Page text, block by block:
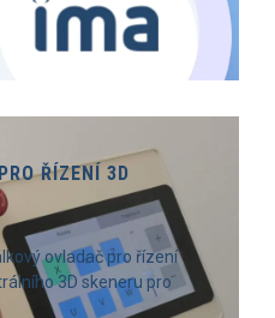
ŘÍZENÍ 3D
ovladač pro řízení
3D skeneru pro